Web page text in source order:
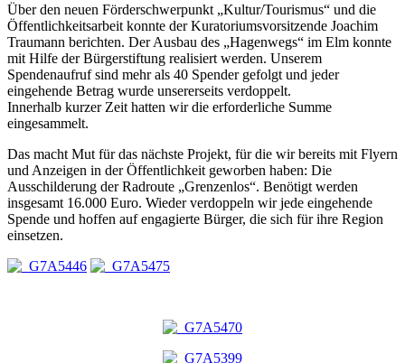
Über den neuen Förderschwerpunkt „Kultur/Tourismus“ und die
Öffentlichkeitsarbeit konnte der Kuratoriumsvorsitzende Joachim
Traumann berichten. Der Ausbau des „Hagenwegs“ im Elm konnte
mit Hilfe der Bürgerstiftung realisiert werden. Unserem
Spendenaufruf sind mehr als 40 Spender gefolgt und jeder
eingehende Betrag wurde unsererseits verdoppelt.
Innerhalb kurzer Zeit hatten wir die erforderliche Summe
eingesammelt.
Das macht Mut für das nächste Projekt, für die wir bereits mit Flyern
und Anzeigen in der Öffentlichkeit geworben haben: Die
Ausschilderung der Radroute „Grenzenlos“. Benötigt werden
insgesamt 16.000 Euro. Wieder verdoppeln wir jede eingehende
Spende und hoffen auf engagierte Bürger, die sich für ihre Region
einsetzen.